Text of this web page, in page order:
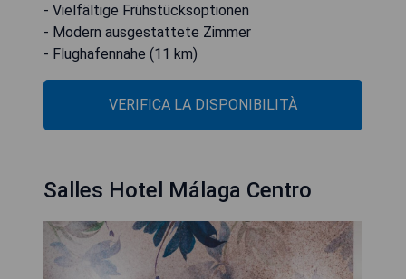
- Vielfältige Frühstücksoptionen
- Modern ausgestattete Zimmer
- Flughafennahe (11 km)
VERIFICA LA DISPONIBILITÀ
Salles Hotel Málaga Centro